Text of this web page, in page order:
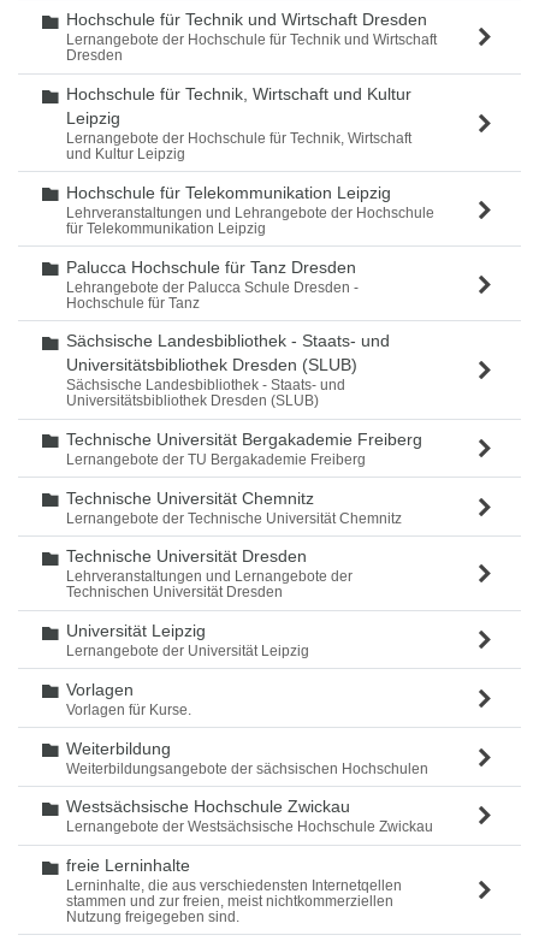
Ordner
Hochschule für Technik und Wirtschaft Dresden
Lernangebote der Hochschule für Technik und Wirtschaft
Dresden
Ordner
Hochschule für Technik, Wirtschaft und Kultur
Leipzig
Lernangebote der Hochschule für Technik, Wirtschaft
und Kultur Leipzig
Ordner
Hochschule für Telekommunikation Leipzig
Lehrveranstaltungen und Lehrangebote der Hochschule
für Telekommunikation Leipzig
Ordner
Palucca Hochschule für Tanz Dresden
Lehrangebote der Palucca Schule Dresden -
Hochschule für Tanz
Ordner
Sächsische Landesbibliothek - Staats- und
Universitätsbibliothek Dresden (SLUB)
Sächsische Landesbibliothek - Staats- und
Universitätsbibliothek Dresden (SLUB)
Ordner
Technische Universität Bergakademie Freiberg
Lernangebote der TU Bergakademie Freiberg
Ordner
Technische Universität Chemnitz
Lernangebote der Technische Universität Chemnitz
Ordner
Technische Universität Dresden
Lehrveranstaltungen und Lernangebote der
Technischen Universität Dresden
Ordner
Universität Leipzig
Lernangebote der Universität Leipzig
Ordner
Vorlagen
Vorlagen für Kurse.
Ordner
Weiterbildung
Weiterbildungsangebote der sächsischen Hochschulen
Ordner
Westsächsische Hochschule Zwickau
Lernangebote der Westsächsische Hochschule Zwickau
Ordner
freie Lerninhalte
Lerninhalte, die aus verschiedensten Internetqellen
stammen und zur freien, meist nichtkommerziellen
Nutzung freigegeben sind.